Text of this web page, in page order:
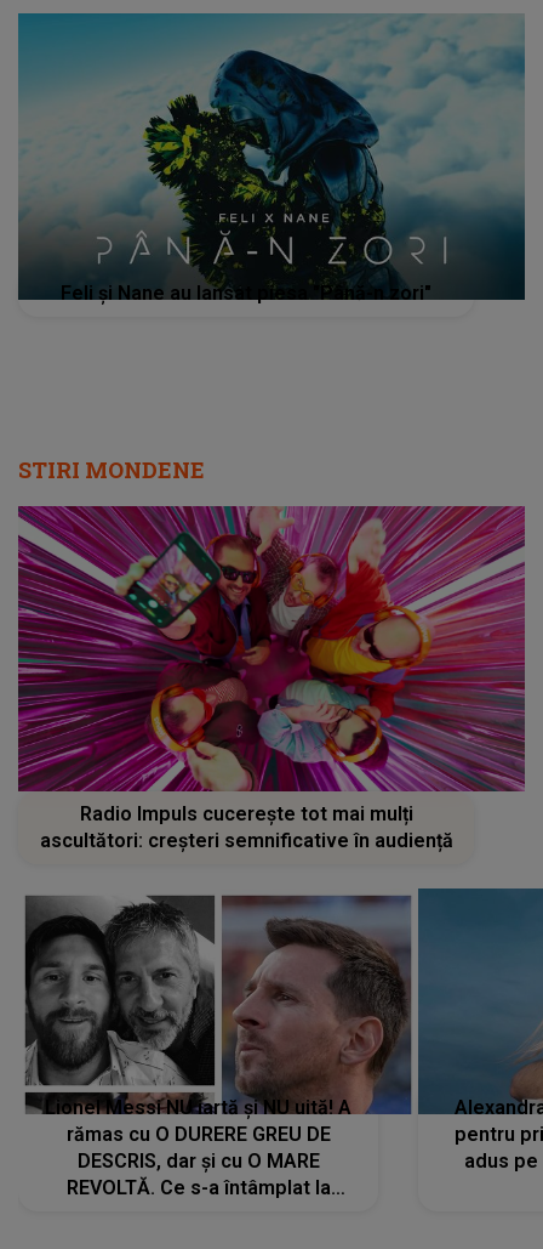
Feli și Nane au lansat piesa "Până-n zori"
STIRI MONDENE
Radio Impuls cucerește tot mai mulți
ascultători: creșteri semnificative în audiență
Lionel Messi NU iartă și NU uită! A
rămas cu O DURERE GREU DE
DESCRIS, dar și cu O MARE
REVOLTĂ. Ce s-a întâmplat la
pentru
adus